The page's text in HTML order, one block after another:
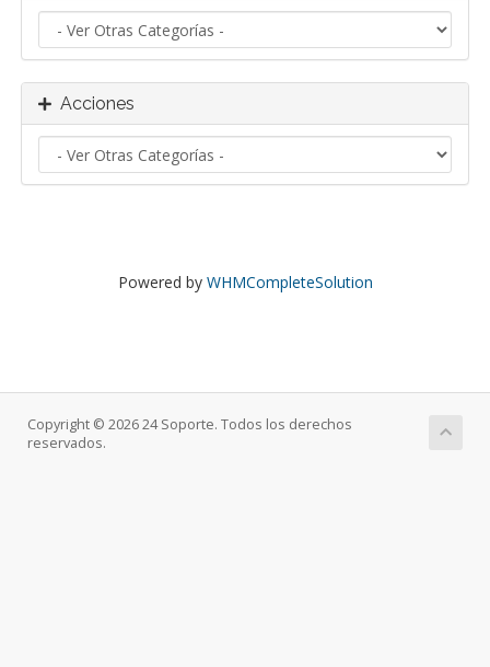
Acciones
Powered by WHMCompleteSolution
Copyright © 2026 24 Soporte. Todos los derechos
reservados.